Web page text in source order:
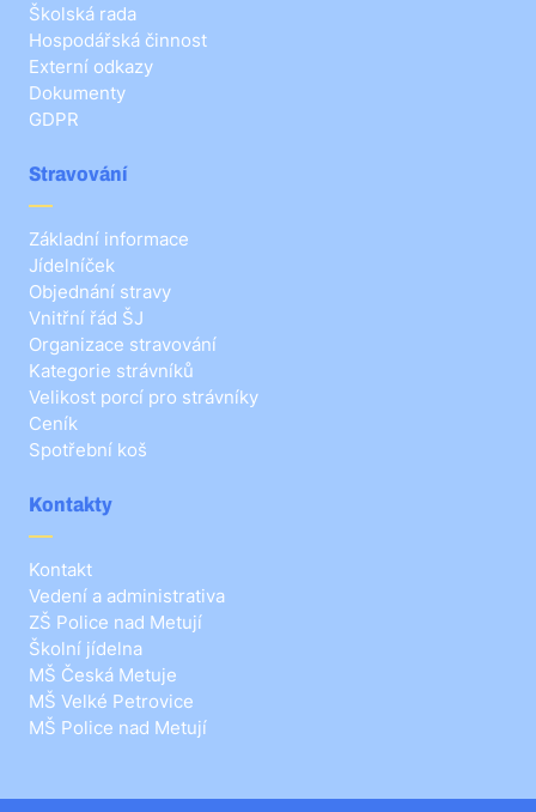
Školská rada
Hospodářská činnost
Externí odkazy
Dokumenty
GDPR
Stravování
Základní informace
Jídelníček
Objednání stravy
Vnitřní řád ŠJ
Organizace stravování
Kategorie strávníků
Velikost porcí pro strávníky
Ceník
Spotřební koš
Kontakty
Kontakt
Vedení a administrativa
ZŠ Police nad Metují
Školní jídelna
MŠ Česká Metuje
MŠ Velké Petrovice
MŠ Police nad Metují